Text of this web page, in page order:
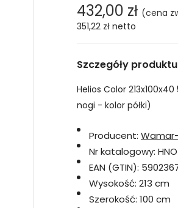
432,00 zł (cena
351,22 zł netto
Szczegóły produktu
Helios Color
nogi - kolor półki)
Producent:
Nr katalogowy:
EAN (GTIN):
Wysokość: 213 cm
Szerokość: 100 cm